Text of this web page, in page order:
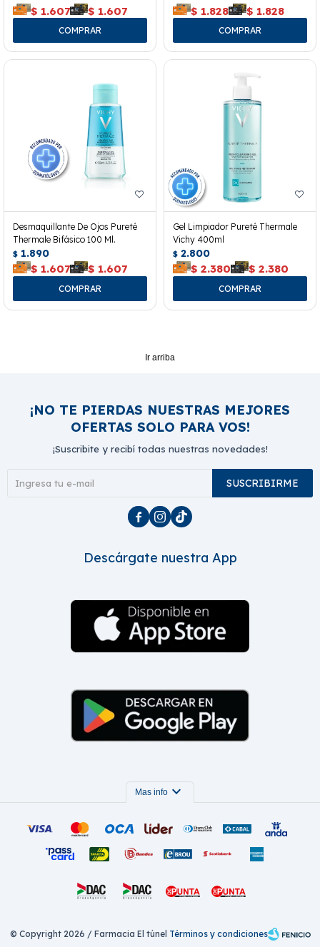
$ 1.607 $ 1.607 $ 1.828 $ 1.828
Desmaquillante De Ojos Pureté
Thermale Bifásico 100 Ml.
$ 1.890
$ 1.607 $ 1.607
Gel Limpiador Pureté Thermale
Vichy 400ml
$ 2.800
$ 2.380 $ 2.380
Ir arriba
¡NO TE PIERDAS NUESTRAS MEJORES
OFERTAS SOLO PARA VOS!
¡Suscribite y recibí todas nuestras novedades!
SUSCRIBIRME
  
Descárgate nuestra App
Mas info expand_more
© Copyright 2026 / Farmacia El túnel Términos y condiciones